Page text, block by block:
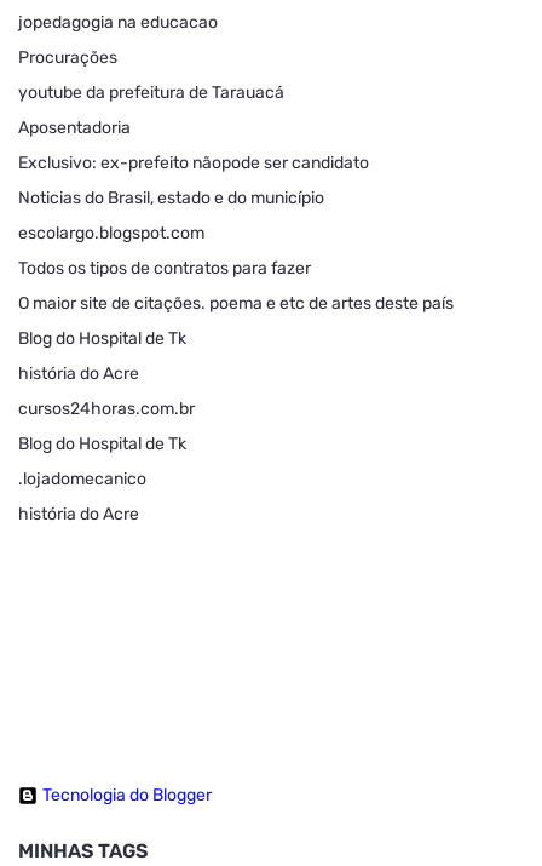
jopedagogia na educacao
Procurações
youtube da prefeitura de Tarauacá
Aposentadoria
Exclusivo: ex-prefeito nãopode ser candidato
Noticias do Brasil, estado e do município
escolargo.blogspot.com
Todos os tipos de contratos para fazer
O maior site de citações. poema e etc de artes deste país
Blog do Hospital de Tk
história do Acre
cursos24horas.com.br
Blog do Hospital de Tk
.lojadomecanico
história do Acre
Tecnologia do Blogger
MINHAS TAGS